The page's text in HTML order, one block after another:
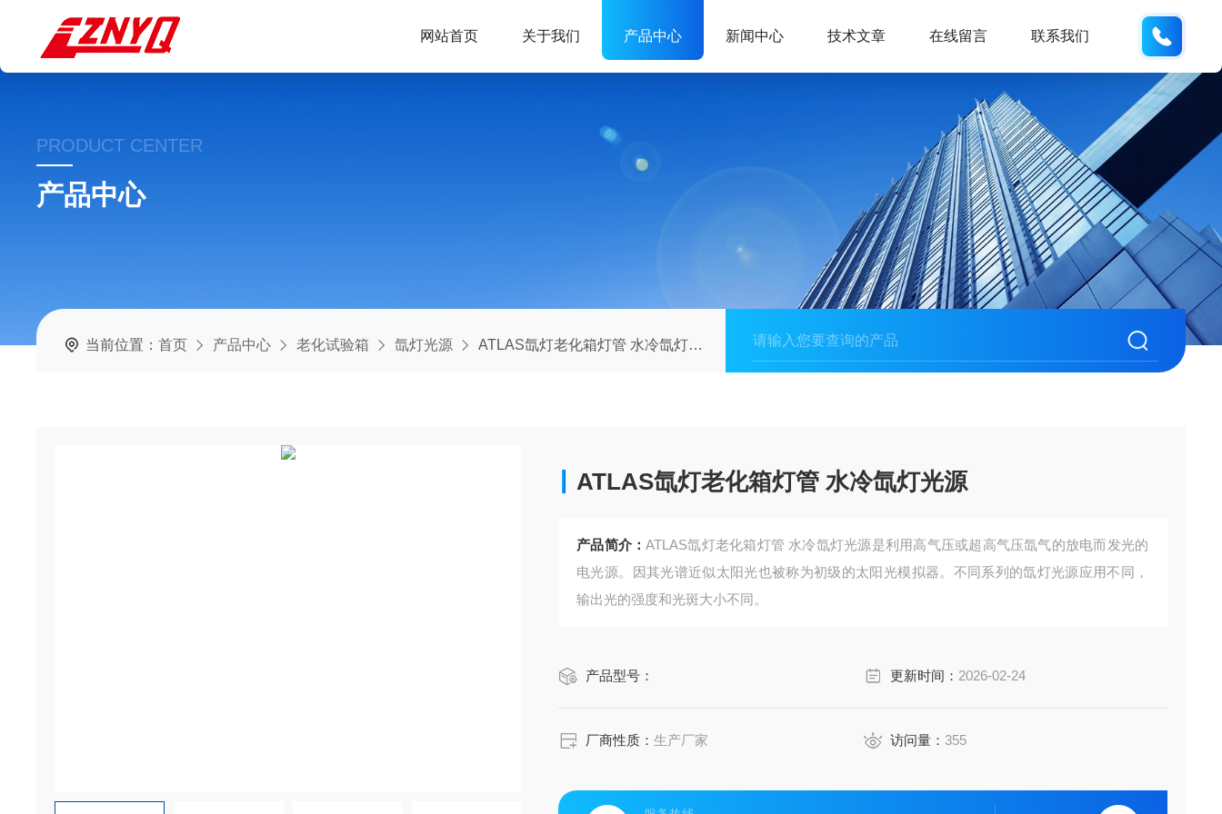
网站首页 关于我们 产品中心 新闻中心 技术文章 在线留言 联系我们
PRODUCT CENTER
产品中心
当前位置：首页 产品中心 老化试验箱 氙灯光源 ATLAS氙灯老化箱灯管 水冷氙灯光源
ATLAS氙灯老化箱灯管 水冷氙灯光源
产品简介：ATLAS氙灯老化箱灯管 水冷氙灯光源是利用高气压或超高气压氙气的放电而发光的
电光源。因其光谱近似太阳光也被称为初级的太阳光模拟器。不同系列的氙灯光源应用不同，
输出光的强度和光斑大小不同。
产品型号： 更新时间： 2026-02-24
厂商性质：生产厂家 访问量： 355